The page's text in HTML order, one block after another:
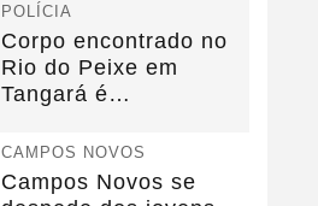
POLÍCIA
Corpo encontrado no
Rio do Peixe em
Tangará é
CAMPOS NOVOS
Campos Novos se